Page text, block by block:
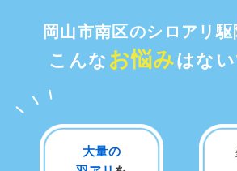
岡山市南区のシロアリ
こんな お悩みはな
大量の